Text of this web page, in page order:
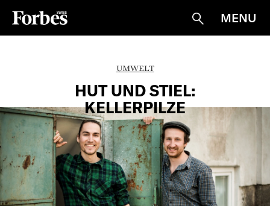
Suche
MENU
UMWELT
HUT UND STIEL:
KELLERPILZE